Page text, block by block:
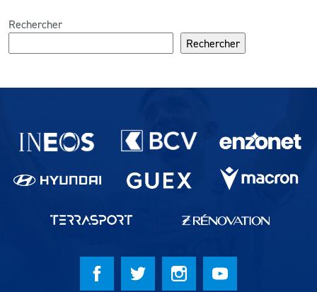
Rechercher
Rechercher
Partenaires du lausanne-Sport